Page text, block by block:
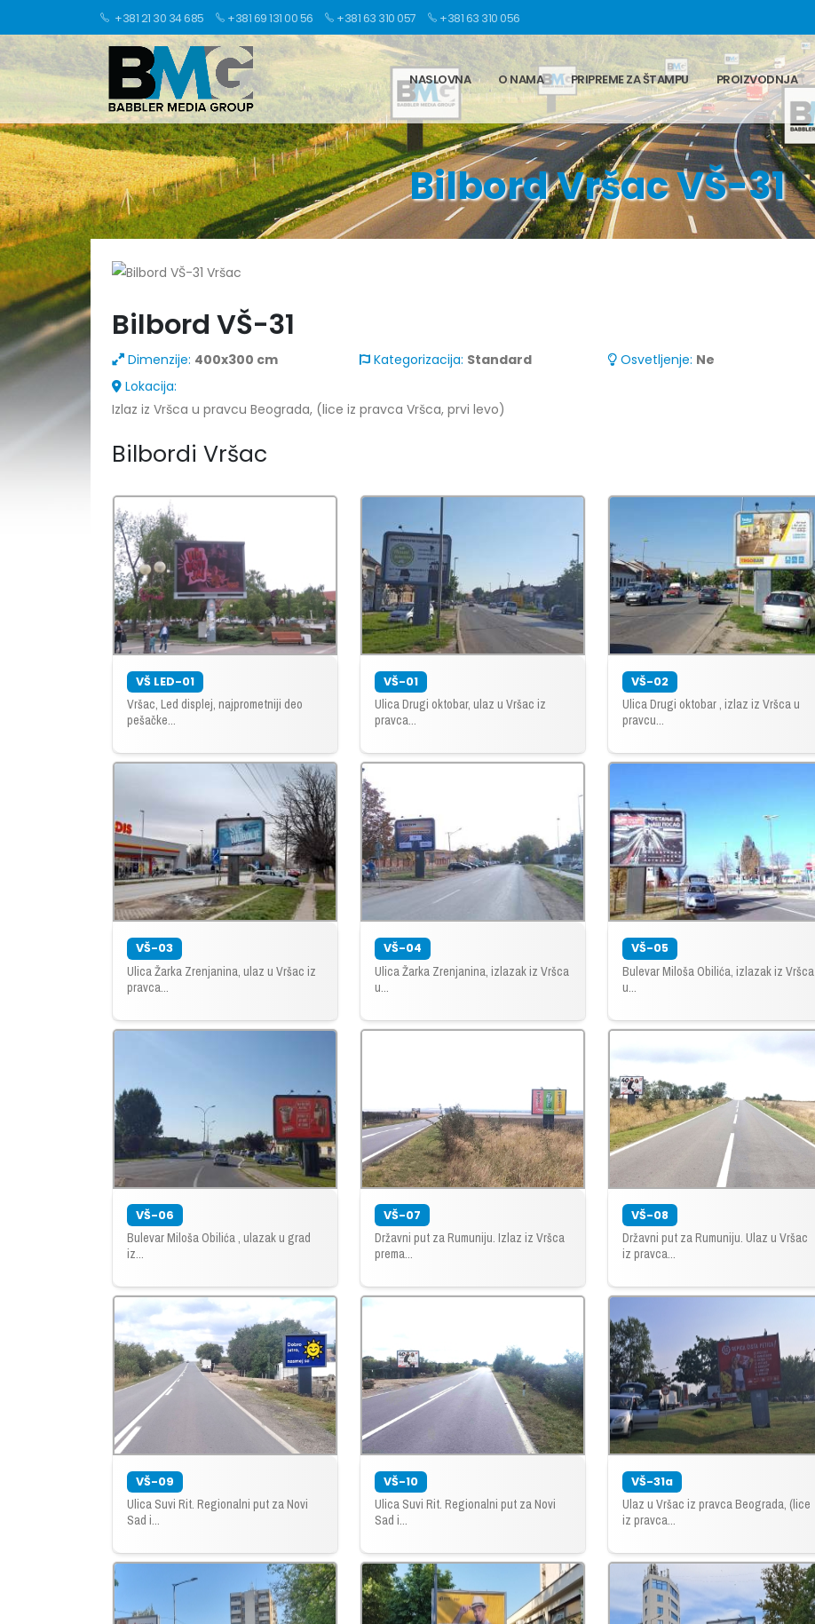
+381 21 30 34 685 +381 69 131 00 56 +381 63 310 057 +381 63 310 056
NASLOVNA O NAMA PRIPREME ZA ŠTAMPU PROIZVODNJA
Bilbord Vršac VŠ-31
Bilbord VŠ-31
Dimenzije: 400x300 cm Kategorizacija: Standard Osvetljenje: Ne
Lokacija:
Izlaz iz Vršca u pravcu Beograda, (lice iz pravca Vršca, prvi levo)
Bilbordi Vršac
VŠ LED-01
Vršac, Led displej, najprometniji deo
pešačke...
VŠ-01
Ulica Drugi oktobar, ulaz u Vršac iz
pravca...
VŠ-02
Ulica Drugi oktobar , izlaz iz Vršca u
pravcu...
VŠ-03
Ulica Žarka Zrenjanina, ulaz u Vršac iz
pravca...
VŠ-04
Ulica Žarka Zrenjanina, izlazak iz Vršca
u...
VŠ-05
Bulevar Miloša Obilića, izlazak iz Vršca
u...
VŠ-06
Bulevar Miloša Obilića , ulazak u grad
iz...
VŠ-07
Državni put za Rumuniju. Izlaz iz Vršca
prema...
VŠ-08
Državni put za Rumuniju. Ulaz u Vršac
iz pravca...
VŠ-09
Ulica Suvi Rit. Regionalni put za Novi
Sad i...
VŠ-10
Ulica Suvi Rit. Regionalni put za Novi
Sad i...
VŠ-31a
Ulaz u Vršac iz pravca Beograda, (lice
iz pravca...